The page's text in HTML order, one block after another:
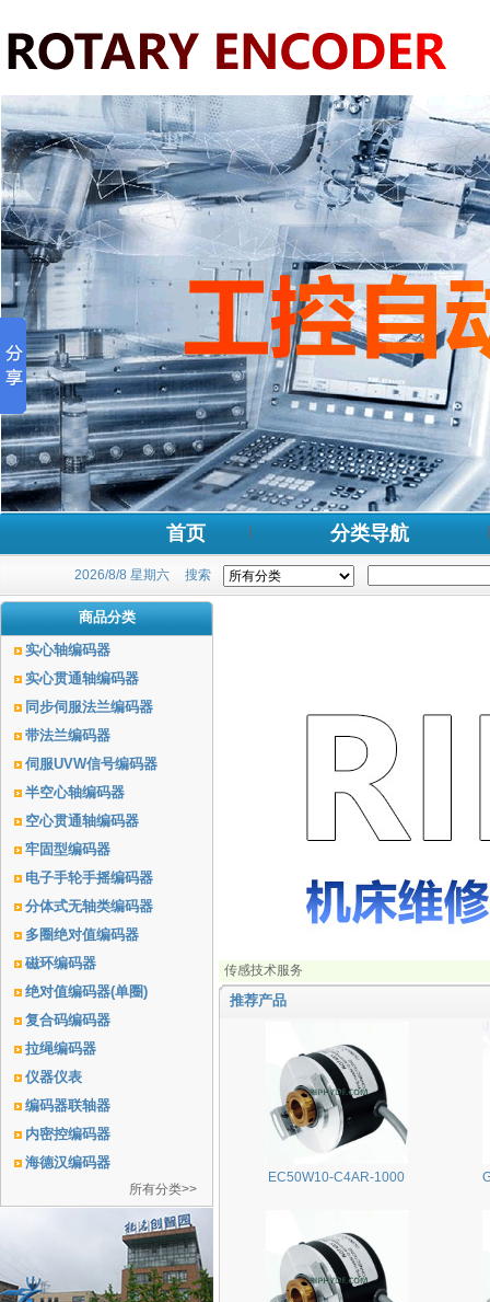
首页 分类导航
2026/8/8 星期六 搜索
商品分类
实心轴编码器
实心贯通轴编码器
同步伺服法兰编码器
带法兰编码器
伺服UVW信号编码器
半空心轴编码器
空心贯通轴编码器
牢固型编码器
电子手轮手摇编码器
分体式无轴类编码器
多圈绝对值编码器
磁环编码器
绝对值编码器(单圈)
复合码编码器
拉绳编码器
仪器仪表
编码器联轴器
内密控编码器
海德汉编码器
所有分类>>
传感技术服务
推荐产品
EC50W10-C4AR-1000